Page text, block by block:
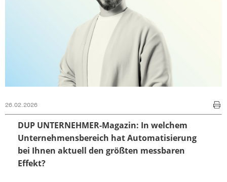
26.02.2026
DUP UNTERNEHMER-Magazin: In welchem
Unternehmensbereich hat Automatisierung
bei Ihnen aktuell den größten messbaren
Effekt?